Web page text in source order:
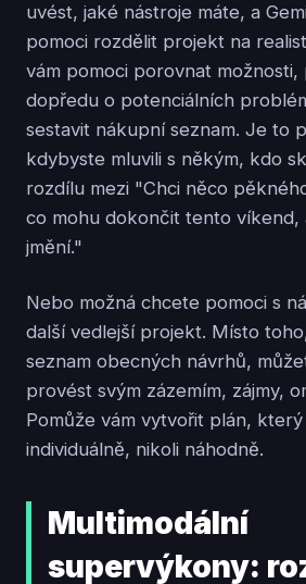
uvést, jaké nástroje máte, a
pomoci rozdělit projekt na
vám pomoci porovnat možnosti,
dopředu o potenciálních
sestavit nákupní seznam. Je to
kdybyste mluvili s někým, kdo
rozdílu mezi "Chci něco
co mohu dokončit tento víkend,
jmění."
Nebo možná chcete pomoci s
další vedlejší projekt. Místo
seznam obecných návrhů,
provést svým zázemím, zájmy,
Pomůže vám vytvořit plán,
individuálně, nikoli náhodně.
Multimodální
supervýkony: